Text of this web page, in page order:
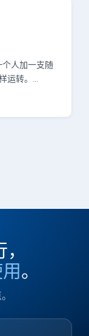
个人加一支随
运转。…
。